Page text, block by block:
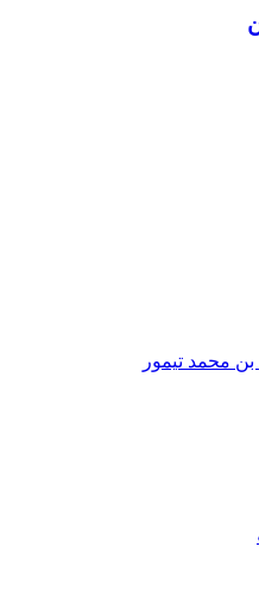
محمد تيمور